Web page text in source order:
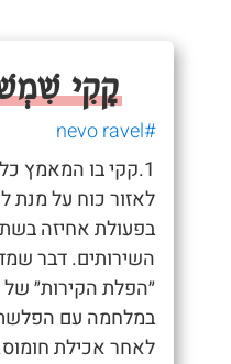
קָקִי
#nevo ravel
1.קקי בו המאמץ
לאזור כוח על מנת
בפעולת אחיזה
השירותים. דבר
״הפלת הקירות״
במלחמה עם
לאחר אכילת